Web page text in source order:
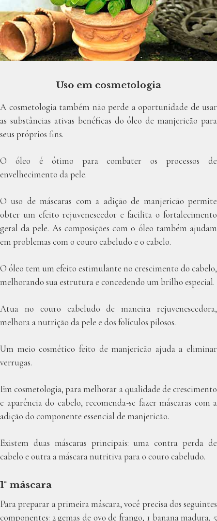
Uso em cosmetologia
A cosmetologia também não perde a oportunidade de usar
as substâncias ativas benéficas do óleo de manjericão para
seus próprios fins.
O óleo é ótimo para combater os processos de
envelhecimento da pele.
O uso de máscaras com a adição de manjericão permite
obter um efeito rejuvenescedor e facilita o fortalecimento
geral da pele. As composições com o óleo também ajudam
em problemas com o couro cabeludo e o cabelo.
O óleo tem um efeito estimulante no crescimento do cabelo,
melhorando sua estrutura e concedendo um brilho especial.
Atua no couro cabeludo de maneira rejuvenescedora,
melhora a nutrição da pele e dos folículos pilosos.
Um meio cosmético feito de manjericão ajuda a eliminar
verrugas.
Em cosmetologia, para melhorar a qualidade de crescimento
e aparência do cabelo, recomenda-se fazer máscaras com a
adição do componente essencial de manjericão.
Existem duas máscaras principais: uma contra perda de
cabelo e outra a máscara nutritiva para o couro cabeludo.
1ª máscara
Para preparar a primeira máscara, você precisa dos seguintes
componentes: 2 gemas de ovo de frango, 1 banana madura, 5